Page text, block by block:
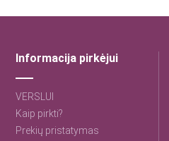
Informacija pirkėjui
VERSLUI
Kaip pirkti?
Prekių pristatymas